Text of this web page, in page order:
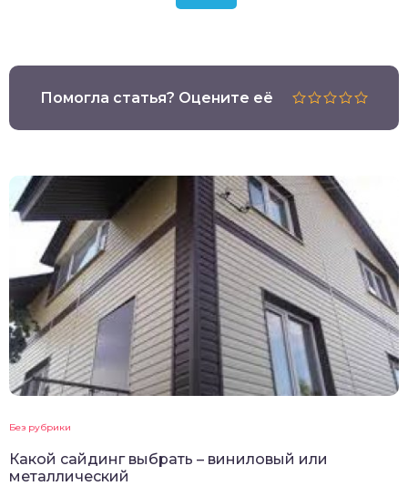
Помогла статья? Оцените её
Без рубрики
Какой сайдинг выбрать – виниловый или
металлический